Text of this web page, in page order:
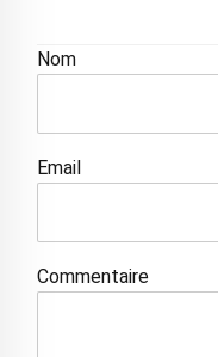
Nom
Email
Commentaire